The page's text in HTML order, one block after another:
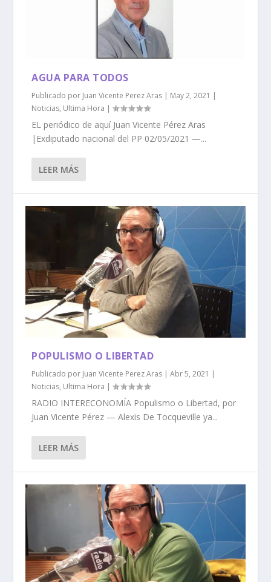
AGUA PARA TODOS
Publicado por Juan Vicente Perez Aras | May 2, 2021 |
Noticias, Ultima Hora |
EL periódico de aquí Juan Vicente Pérez Aras
|Exdiputado nacional del PP 02/05/2021 —...
LEER MÁS
POPULISMO O LIBERTAD
Publicado por Juan Vicente Perez Aras |Abr 5, 2021 |
Noticias, Ultima Hora |
RADIO INTERECONOMÍA Populismo o Libertad, por
Juan Vicente Pérez — Alexis De Tocqueville ya...
LEER MÁS